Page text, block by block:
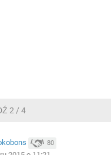
2 / 4
80